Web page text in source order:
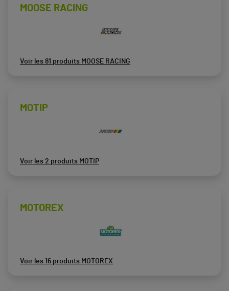
MOOSE RACING
Voir les 81 produits MOOSE RACING
MOTIP
Voir les 2 produits MOTIP
MOTOREX
Voir les 16 produits MOTOREX